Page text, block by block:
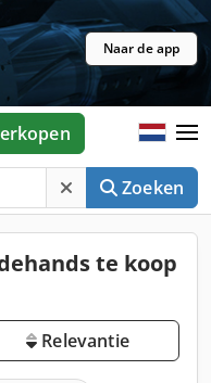
Naar de app
Zoeken
te koop
Relevantie